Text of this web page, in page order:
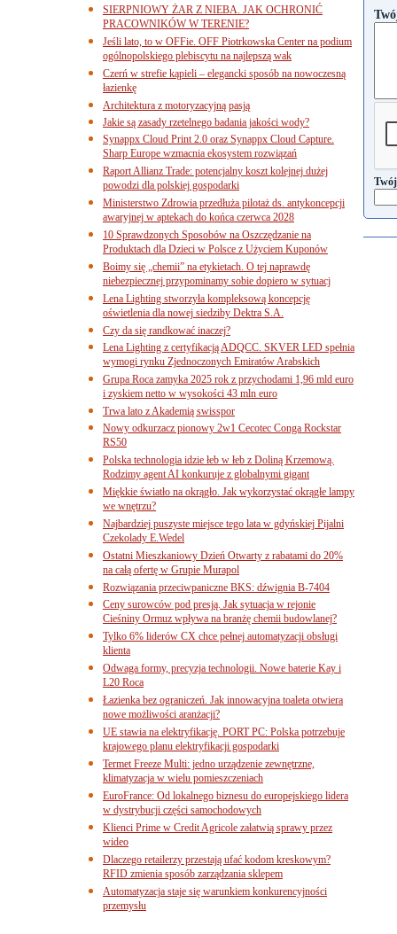
SIERPNIOWY ŻAR Z NIEBA. JAK OCHRONIĆ
PRACOWNIKÓW W TERENIE?
Jeśli lato, to w OFFie. OFF Piotrkowska Center na podium
ogólnopolskiego plebiscytu na najlepszą wak
Czerń w strefie kąpieli – elegancki sposób na nowoczesną
łazienkę
Architektura z motoryzacyjną pasją
Jakie są zasady rzetelnego badania jakości wody?
Synappx Cloud Print 2.0 oraz Synappx Cloud Capture.
Sharp Europe wzmacnia ekosystem rozwiązań
Raport Allianz Trade: potencjalny koszt kolejnej dużej
powodzi dla polskiej gospodarki
Ministerstwo Zdrowia przedłuża pilotaż ds. antykoncepcji
awaryjnej w aptekach do końca czerwca 2028
10 Sprawdzonych Sposobów na Oszczędzanie na
Produktach dla Dzieci w Polsce z Użyciem Kuponów
Boimy się „chemii” na etykietach. O tej naprawdę
niebezpiecznej przypominamy sobie dopiero w sytuacj
Lena Lighting stworzyła kompleksową koncepcję
oświetlenia dla nowej siedziby Dektra S.A.
Czy da się randkować inaczej?
Lena Lighting z certyfikacją ADQCC. SKVER LED spełnia
wymogi rynku Zjednoczonych Emiratów Arabskich
Grupa Roca zamyka 2025 rok z przychodami 1,96 mld euro
i zyskiem netto w wysokości 43 mln euro
Trwa lato z Akademią swisspor
Nowy odkurzacz pionowy 2w1 Cecotec Conga Rockstar
RS50
Polska technologia idzie łeb w łeb z Doliną Krzemową.
Rodzimy agent AI konkuruje z globalnymi gigant
Miękkie światło na okrągło. Jak wykorzystać okrągłe lampy
we wnętrzu?
Najbardziej puszyste miejsce tego lata w gdyńskiej Pijalni
Czekolady E.Wedel
Ostatni Mieszkaniowy Dzień Otwarty z rabatami do 20%
na całą ofertę w Grupie Murapol
Rozwiązania przeciwpaniczne BKS: dźwignia B-7404
Ceny surowców pod presją. Jak sytuacja w rejonie
Cieśniny Ormuz wpływa na branżę chemii budowlanej?
Tylko 6% liderów CX chce pełnej automatyzacji obsługi
klienta
Odwaga formy, precyzja technologii. Nowe baterie Kay i
L20 Roca
Łazienka bez ograniczeń. Jak innowacyjna toaleta otwiera
nowe możliwości aranżacji?
UE stawia na elektryfikację. PORT PC: Polska potrzebuje
krajowego planu elektryfikacji gospodarki
Termet Freeze Multi: jedno urządzenie zewnętrzne,
klimatyzacja w wielu pomieszczeniach
EuroFrance: Od lokalnego biznesu do europejskiego lidera
w dystrybucji części samochodowych
Klienci Prime w Credit Agricole załatwią sprawy przez
wideo
Dlaczego retailerzy przestają ufać kodom kreskowym?
RFID zmienia sposób zarządzania sklepem
Automatyzacja staje się warunkiem konkurencyjności
przemysłu